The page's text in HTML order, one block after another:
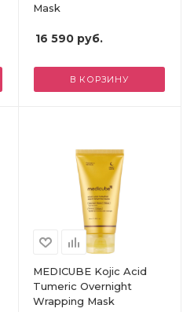
Mask
16 590руб.
В КОРЗИНУ
MEDICUBE Kojic Acid
Tumeric Overnight
Wrapping Mask